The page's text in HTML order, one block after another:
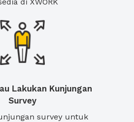
Lakukan Kunjungan
Survey
survey untuk